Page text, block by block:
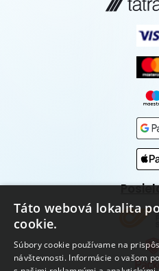
Táto webová lokalita
cookie.
Súbory cookie používame na
návštevnosti. Informácie o vašom